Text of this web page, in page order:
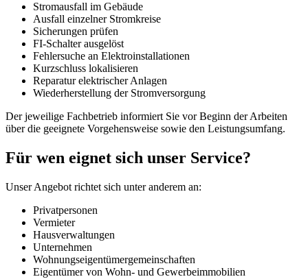
Stromausfall im Gebäude
Ausfall einzelner Stromkreise
Sicherungen prüfen
FI-Schalter ausgelöst
Fehlersuche an Elektroinstallationen
Kurzschluss lokalisieren
Reparatur elektrischer Anlagen
Wiederherstellung der Stromversorgung
Der jeweilige Fachbetrieb informiert Sie vor Beginn der Arbeiten
über die geeignete Vorgehensweise sowie den Leistungsumfang.
Für wen eignet sich unser Service?
Unser Angebot richtet sich unter anderem an:
Privatpersonen
Vermieter
Hausverwaltungen
Unternehmen
Wohnungseigentümergemeinschaften
Eigentümer von Wohn- und Gewerbeimmobilien